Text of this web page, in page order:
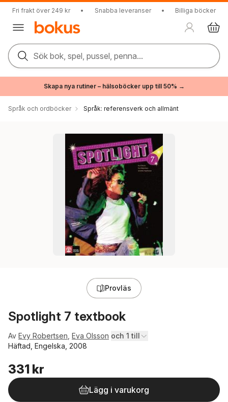
Fri frakt över 249 kr • Snabba leveranser • Billiga böcker
Sök bok, spel, pussel, penna...
Skapa nya rutiner – hälsoböcker upp till 50% →
Språk och ordböcker Språk: referensverk och allmänt
Provläs
Spotlight 7 textbook
Av Evy Robertsen Eva Olsson och 1 till
Häftad, Engelska, 2008
331 kr
Lägg i varukorg